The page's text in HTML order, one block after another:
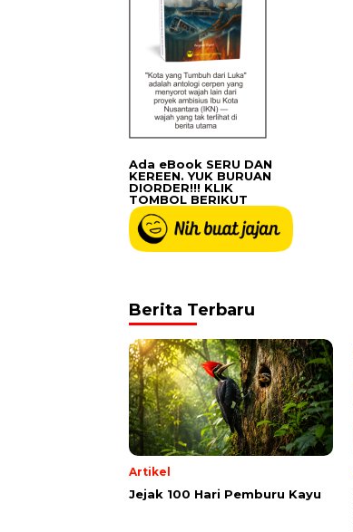
Ada eBook SERU DAN
KEREEN. YUK BURUAN
DIORDER!!! KLIK
TOMBOL BERIKUT
Berita Terbaru
Artikel
Jejak 100 Hari Pemburu Kayu